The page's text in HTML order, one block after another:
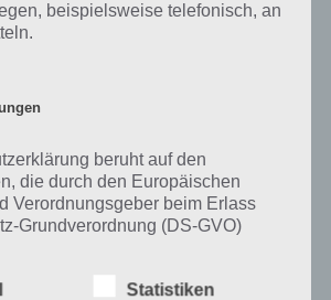
hier auf Touchportal
beispielsweise telefonisch, an
beruht auf den
die durch den Europäischen
Verordnungsgeber beim Erlass
Grundverordnung (DS-GVO)
und Geschäftspartner einfach
Statistiken